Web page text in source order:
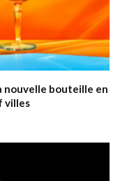
nouvelle bouteille en
villes